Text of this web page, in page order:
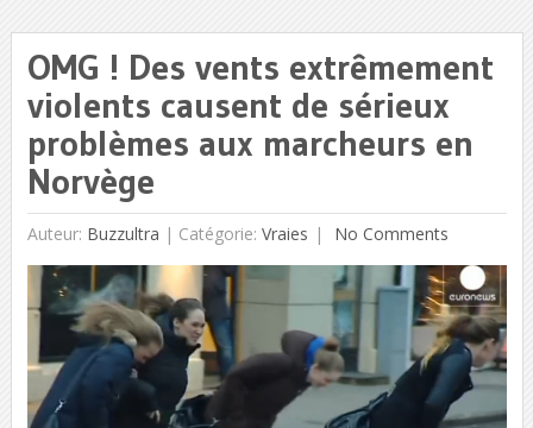
OMG ! Des vents extrêmement
violents causent de sérieux
problèmes aux marcheurs en
Norvège
Auteur: Buzzultra | Catégorie: Vraies No Comments